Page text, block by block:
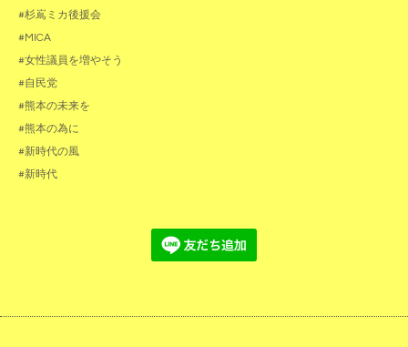
#杉嶌ミカ後援会
#MICA
#女性議員を増やそう
#自民党
#熊本の未来を
#熊本の為に
#新時代の風
#新時代